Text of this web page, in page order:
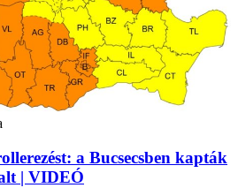
a Bucsecsben kapták
| VIDEÓ